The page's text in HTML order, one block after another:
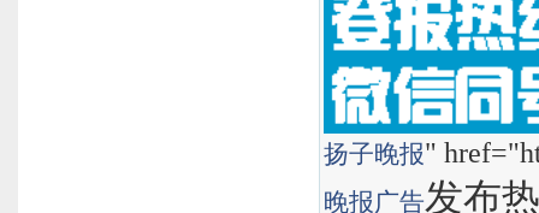
扬子晚报"
晚报广告发布